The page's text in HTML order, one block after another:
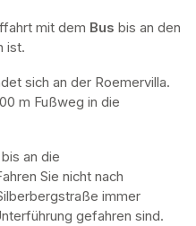
mit dem Bus bis an den
ist.
sich an der Roemervilla.
m Fußweg in die
an die
Sie nicht nach
immer
gefahren sind.